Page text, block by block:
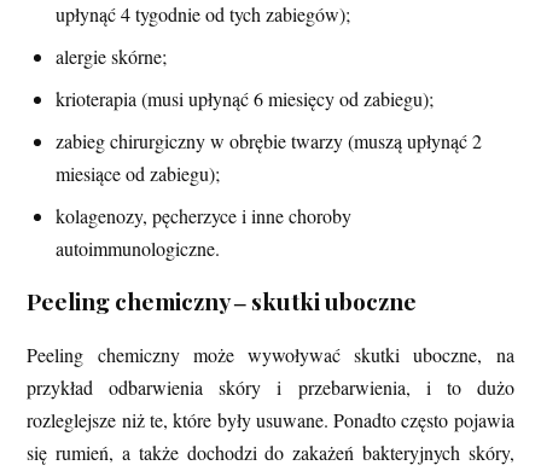
upłynąć 4 tygodnie od tych zabiegów);
alergie skórne;
krioterapia (musi upłynąć 6 miesięcy od zabiegu);
zabieg chirurgiczny w obrębie twarzy (muszą upłynąć 2
miesiące od zabiegu);
kolagenozy, pęcherzyce i inne choroby
autoimmunologiczne.
Peeling chemiczny ‒ skutki uboczne
Peeling chemiczny może wywoływać skutki uboczne, na
przykład odbarwienia skóry i przebarwienia, i to dużo
rozleglejsze niż te, które były usuwane. Ponadto często pojawia
się rumień, a także dochodzi do zakażeń bakteryjnych skóry,